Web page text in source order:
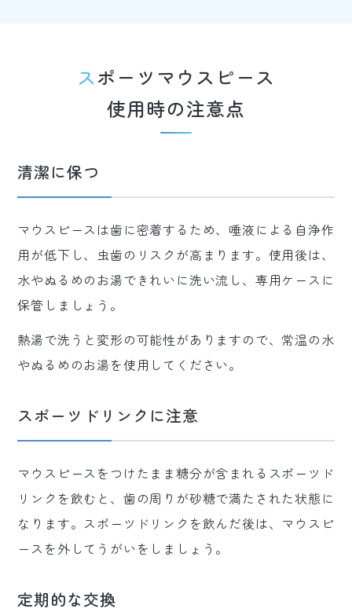
スポーツマウスピース
使用時の注意点
清潔に保つ
マウスピースは歯に密着するため、唾液による自浄作
用が低下し、虫歯のリスクが高まります。使用後は、
水やぬるめのお湯できれいに洗い流し、専用ケースに
保管しましょう。
熱湯で洗うと変形の可能性がありますので、常温の水
やぬるめのお湯を使用してください。
スポーツドリンクに注意
マウスピースをつけたまま糖分が含まれるスポーツド
リンクを飲むと、歯の周りが砂糖で満たされた状態に
なります。スポーツドリンクを飲んだ後は、マウスピ
ースを外してうがいをしましょう。
定期的な交換